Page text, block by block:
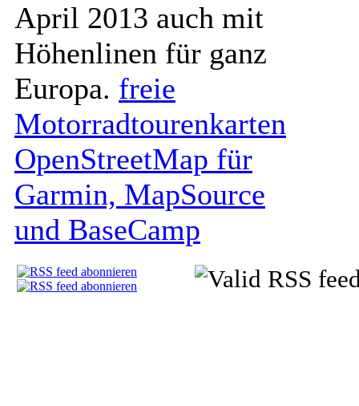
April 2013 auch mit
Höhenlinen für ganz
Europa. freie
Motorradtourenkarten
OpenStreetMap für
Garmin, MapSource
und BaseCamp